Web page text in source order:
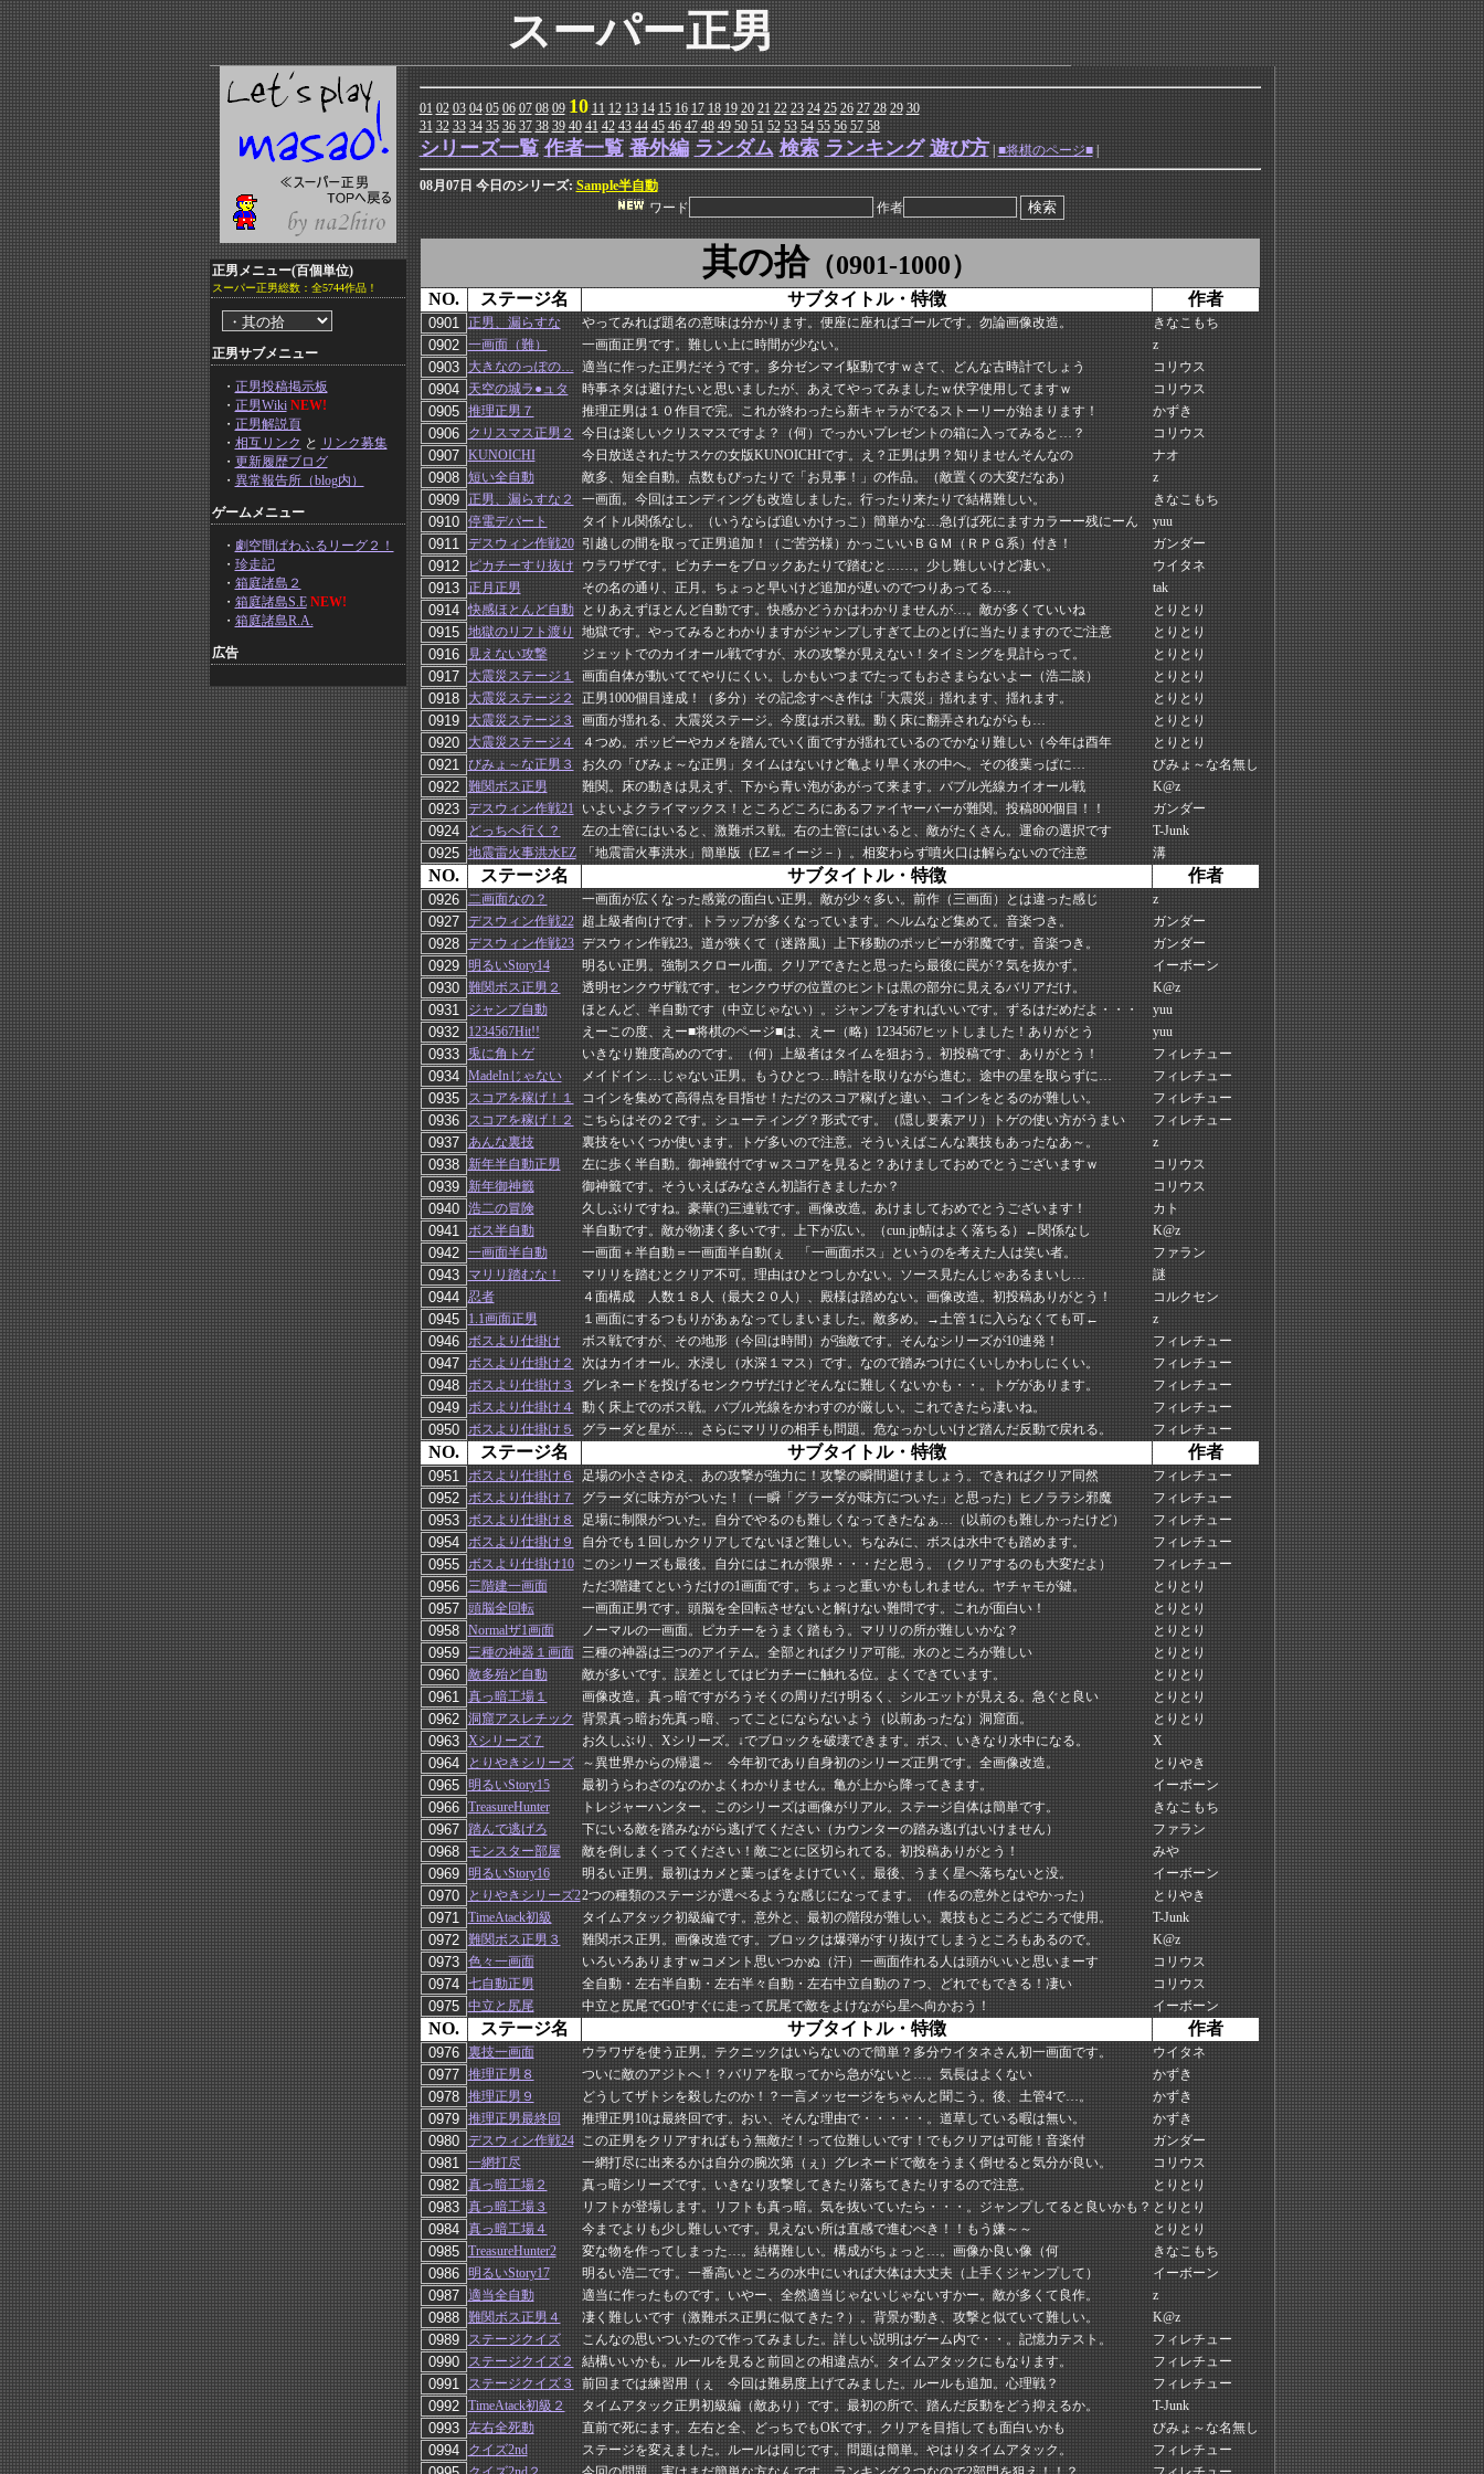
スーパー正男
正男メニュー(百個単位)
スーパー正男総数：全5744作品！
正男サブメニュー
・ 正男投稿掲示板
・ 正男Wiki NEW!
・ 正男解説頁
・ 相互リンク と リンク募集
・ 更新履歴ブログ
・ 異常報告所（blog内）
ゲームメニュー
・ 劇空間ぱわふるリーグ２！
・ 珍走記
・ 箱庭諸島２
・ 箱庭諸島S.E NEW!
・ 箱庭諸島R.A.
広告
01 02 03 04 05 06 07 08 09 10 11 12 13 14 15 16 17 18 19 20 21 22 23 24 25 26 27 28 29 30
31 32 33 34 35 36 37 38 39 40 41 42 43 44 45 46 47 48 49 50 51 52 53 54 55 56 57 58
シリーズ一覧 作者一覧 番外編 ランダム 検索 ランキング 遊び方 ■将棋のページ■|
08月07日 今日のシリーズ: Sample半自動
ワード
作者
其の拾（0901-1000）
NO. ステージ名 サブタイトル・特徴 作者
正男、漏らすな やってみれば題名の意味は分かります。便座に座ればゴールです。勿論画像改造。
きなこもち
一画面（難）
一画面正男です。難しい上に時間が少ない。
z
大きなのっぽの… 適当に作った正男だそうです。多分ゼンマイ駆動ですｗさて、どんな古時計でしょう
コリウス
天空の城ラ●ュタ
時事ネタは避けたいと思いましたが、あえてやってみましたｗ伏字使用してますｗ
コリウス
推理正男７
推理正男は１０作目で完。これが終わったら新キャラがでるストーリーが始まります！
かずき
クリスマス正男２
今日は楽しいクリスマスですよ？（何）でっかいプレゼントの箱に入ってみると…？
コリウス
KUNOICHI
今日放送されたサスケの女版KUNOICHIです。え？正男は男？知りませんそんなの
ナオ
短い全自動
敵多、短全自動。点数もぴったりで「お見事！」の作品。（敵置くの大変だなあ）
z
正男、漏らすな２
一画面。今回はエンディングも改造しました。行ったり来たりで結構難しい。
きなこもち
停電デパート
タイトル関係なし。（いうならば追いかけっこ）簡単かな…急げば死にますカラーー残にーん
yuu
デスウィン作戦20
引越しの間を取って正男追加！（ご苦労様）かっこいいＢＧＭ（ＲＰＧ系）付き！
ガンダー
ピカチーすり抜け
ウラワザです。ピカチーをブロックあたりで踏むと……。少し難しいけど凄い。
ウイタネ
正月正男
その名の通り、正月。ちょっと早いけど追加が遅いのでつりあってる…。
tak
快感ほとんど自動
とりあえずほとんど自動です。快感かどうかはわかりませんが…。敵が多くていいね
とりとり
地獄のリフト渡り
地獄です。やってみるとわかりますがジャンプしすぎて上のとげに当たりますのでご注意
とりとり
見えない攻撃
ジェットでのカイオール戦ですが、水の攻撃が見えない！タイミングを見計らって。
とりとり
大震災ステージ１
画面自体が動いててやりにくい。しかもいつまでたってもおさまらないよー（浩二談）
とりとり
大震災ステージ２
正男1000個目達成！（多分）その記念すべき作は「大震災」揺れます、揺れます。
とりとり
大震災ステージ３
画面が揺れる、大震災ステージ。今度はボス戦。動く床に翻弄されながらも…
とりとり
大震災ステージ４
４つめ。ポッピーやカメを踏んでいく面ですが揺れているのでかなり難しい（今年は酉年
とりとり
びみょ～な正男３
お久の「びみょ～な正男」タイムはないけど亀より早く水の中へ。その後葉っぱに…
びみょ～な名無し
難関ボス正男
難関。床の動きは見えず、下から青い泡があがって来ます。バブル光線カイオール戦
K@z
デスウィン作戦21
いよいよクライマックス！ところどころにあるファイヤーバーが難関。投稿800個目！！
ガンダー
どっちへ行く？
左の土管にはいると、激難ボス戦。右の土管にはいると、敵がたくさん。運命の選択です
T-Junk
地震雷火事洪水EZ
「地震雷火事洪水」簡単版（EZ＝イージ－）。相変わらず噴火口は解らないので注意 溝
NO. ステージ名 サブタイトル・特徴 作者
二画面なの？ 一画面が広くなった感覚の面白い正男。敵が少々多い。前作（三画面）とは違った感じ
z
デスウィン作戦22 超上級者向けです。トラップが多くなっています。ヘルムなど集めて。音楽つき。
ガンダー
デスウィン作戦23 デスウィン作戦23。道が狭くて（迷路風）上下移動のポッピーが邪魔です。音楽つき。
ガンダー
明るいStory14
明るい正男。強制スクロール面。クリアできたと思ったら最後に罠が？気を抜かず。
イーボーン
難関ボス正男２
透明センクウザ戦です。センクウザの位置のヒントは黒の部分に見えるバリアだけ。
K@z
ジャンプ自動
ほとんど、半自動です（中立じゃない）。ジャンプをすればいいです。ずるはだめだよ・・・
yuu
1234567Hit!!
えーこの度、えー■将棋のページ■は、えー（略）1234567ヒットしました！ありがとう
yuu
兎に角トゲ
いきなり難度高めのです。（何）上級者はタイムを狙おう。初投稿です、ありがとう！
フィレチュー
MadeInじゃない
メイドイン…じゃない正男。もうひとつ…時計を取りながら進む。途中の星を取らずに…
フィレチュー
スコアを稼げ！１
コインを集めて高得点を目指せ！ただのスコア稼げと違い、コインをとるのが難しい。
フィレチュー
スコアを稼げ！２
こちらはその２です。シューティング？形式です。（隠し要素アリ）トゲの使い方がうまい
フィレチュー
あんな裏技
裏技をいくつか使います。トゲ多いので注意。そういえばこんな裏技もあったなあ～。
z
新年半自動正男
左に歩く半自動。御神籤付ですｗスコアを見ると？あけましておめでとうございますｗ
コリウス
新年御神籤
御神籤です。そういえばみなさん初詣行きましたか？
コリウス
浩二の冒険
久しぶりですね。豪華(?)三連戦です。画像改造。あけましておめでとうございます！
カト
ボス半自動
半自動です。敵が物凄く多いです。上下が広い。（cun.jp鯖はよく落ちる）←関係なし
K@z
一画面半自動
一画面＋半自動＝一画面半自動(ぇ 「一画面ボス」というのを考えた人は笑い者。
ファラン
マリリ踏むな！
マリリを踏むとクリア不可。理由はひとつしかない。ソース見たんじゃあるまいし…
謎
忍者
４面構成 人数１８人（最大２０人）、殿様は踏めない。画像改造。初投稿ありがとう！
コルクセン
1.1画面正男
１画面にするつもりがあぁなってしまいました。敵多め。→土管１に入らなくても可←
z
ボスより仕掛け
ボス戦ですが、その地形（今回は時間）が強敵です。そんなシリーズが10連発！
フィレチュー
ボスより仕掛け２
次はカイオール。水浸し（水深１マス）です。なので踏みつけにくいしかわしにくい。
フィレチュー
ボスより仕掛け３
グレネードを投げるセンクウザだけどそんなに難しくないかも・・。トゲがあります。
フィレチュー
ボスより仕掛け４
動く床上でのボス戦。バブル光線をかわすのが厳しい。これできたら凄いね。
フィレチュー
ボスより仕掛け５
グラーダと星が…。さらにマリリの相手も問題。危なっかしいけど踏んだ反動で戻れる。 フィレチュー
NO. ステージ名 サブタイトル・特徴 作者
ボスより仕掛け６ 足場の小ささゆえ、あの攻撃が強力に！攻撃の瞬間避けましょう。できればクリア同然
フィレチュー
ボスより仕掛け７
グラーダに味方がついた！（一瞬「グラーダが味方についた」と思った）ヒノララシ邪魔
フィレチュー
ボスより仕掛け８
足場に制限がついた。自分でやるのも難しくなってきたなぁ…（以前のも難しかったけど）
フィレチュー
ボスより仕掛け９
自分でも１回しかクリアしてないほど難しい。ちなみに、ボスは水中でも踏めます。
フィレチュー
ボスより仕掛け10
このシリーズも最後。自分にはこれが限界・・・だと思う。（クリアするのも大変だよ）
フィレチュー
三階建一画面
ただ3階建てというだけの1画面です。ちょっと重いかもしれません。ヤチャモが鍵。
とりとり
頭脳全回転
一画面正男です。頭脳を全回転させないと解けない難問です。これが面白い！
とりとり
Normalザ1画面
ノーマルの一画面。ピカチーをうまく踏もう。マリリの所が難しいかな？
とりとり
三種の神器１画面 三種の神器は三つのアイテム。全部とればクリア可能。水のところが難しい
とりとり
敵多殆ど自動
敵が多いです。誤差としてはピカチーに触れる位。よくできています。
とりとり
真っ暗工場１
画像改造。真っ暗ですがろうそくの周りだけ明るく、シルエットが見える。急ぐと良い
とりとり
洞窟アスレチック
背景真っ暗お先真っ暗、ってことにならないよう（以前あったな）洞窟面。
とりとり
Xシリーズ７
お久しぶり、Xシリーズ。↓でブロックを破壊できます。ボス、いきなり水中になる。
X
とりやきシリーズ
～異世界からの帰還～ 今年初であり自身初のシリーズ正男です。全画像改造。
とりやき
明るいStory15
最初うらわざのなのかよくわかりません。亀が上から降ってきます。
イーボーン
TreasureHunter
トレジャーハンター。このシリーズは画像がリアル。ステージ自体は簡単です。
きなこもち
踏んで逃げろ
下にいる敵を踏みながら逃げてください（カウンターの踏み逃げはいけません）
ファラン
モンスター部屋
敵を倒しまくってください！敵ごとに区切られてる。初投稿ありがとう！
みや
明るいStory16
明るい正男。最初はカメと葉っぱをよけていく。最後、うまく星へ落ちないと没。
イーボーン
とりやきシリーズ22つの種類のステージが選べるような感じになってます。（作るの意外とはやかった）
とりやき
TimeAtack初級
タイムアタック初級編です。意外と、最初の階段が難しい。裏技もところどころで使用。
T-Junk
難関ボス正男３
難関ボス正男。画像改造です。ブロックは爆弾がすり抜けてしまうところもあるので。
K@z
色々一画面
いろいろありますｗコメント思いつかぬ（汗）一画面作れる人は頭がいいと思いまーす
コリウス
七自動正男
全自動・左右半自動・左右半々自動・左右中立自動の７つ、どれでもできる！凄い
コリウス
中立と尻尾
中立と尻尾でGO!すぐに走って尻尾で敵をよけながら星へ向かおう！ イーボーン
NO. ステージ名 サブタイトル・特徴 作者
裏技一画面 ウラワザを使う正男。テクニックはいらないので簡単？多分ウイタネさん初一画面です。
ウイタネ
推理正男８
ついに敵のアジトへ！？バリアを取ってから急がないと…。気長はよくない
かずき
推理正男９
どうしてザトシを殺したのか！？一言メッセージをちゃんと聞こう。後、土管4で…。
かずき
推理正男最終回
推理正男10は最終回です。おい、そんな理由で・・・・・。道草している暇は無い。
かずき
デスウィン作戦24
この正男をクリアすればもう無敵だ！って位難しいです！でもクリアは可能！音楽付
ガンダー
一網打尽
一網打尽に出来るかは自分の腕次第（ぇ）グレネードで敵をうまく倒せると気分が良い。
コリウス
真っ暗工場２
真っ暗シリーズです。いきなり攻撃してきたり落ちてきたりするので注意。
とりとり
真っ暗工場３
リフトが登場します。リフトも真っ暗。気を抜いていたら・・・。ジャンプしてると良いかも？ とりとり
真っ暗工場４
今までよりも少し難しいです。見えない所は直感で進むべき！！もう嫌～～
とりとり
TreasureHunter2
変な物を作ってしまった…。結構難しい。構成がちょっと…。画像か良い像（何
きなこもち
明るいStory17
明るい浩二です。一番高いところの水中にいれば大体は大丈夫（上手くジャンプして）
イーボーン
適当全自動
適当に作ったものです。いやー、全然適当じゃないじゃないすかー。敵が多くて良作。
z
難関ボス正男４
凄く難しいです（激難ボス正男に似てきた？）。背景が動き、攻撃と似ていて難しい。
K@z
ステージクイズ
こんなの思いついたので作ってみました。詳しい説明はゲーム内で・・。記憶力テスト。
フィレチュー
ステージクイズ２
結構いいかも。ルールを見ると前回との相違点が。タイムアタックにもなります。
フィレチュー
ステージクイズ３
前回までは練習用（ぇ 今回は難易度上げてみました。ルールも追加。心理戦？
フィレチュー
TimeAtack初級２
タイムアタック正男初級編（敵あり）です。最初の所で、踏んだ反動をどう抑えるか。
T-Junk
左右全死動
直前で死にます。左右と全、どっちでもOKです。クリアを目指しても面白いかも
びみょ～な名無し
クイズ2nd
ステージを変えました。ルールは同じです。問題は簡単。やはりタイムアタック。
フィレチュー